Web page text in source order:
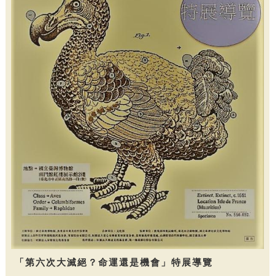
「第六次大滅絕？命運還是機會」特展導覽